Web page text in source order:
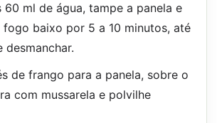
60 ml de água, tampe a panela e
fogo baixo por 5 a 10 minutos, até
desmanchar.
de frango para a panela, sobre o
com mussarela e polvilhe